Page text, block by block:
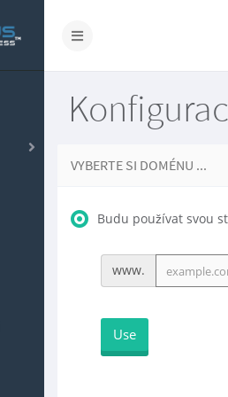
VYBERTE SI DOMÉNU ...
Budu používat svou
www.
Use